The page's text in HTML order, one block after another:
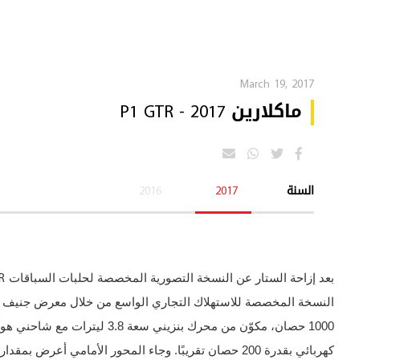
March 19, 2017
ماكلارين P1 GTR - 2017
السنة 2017
2016
بعد إزاحة الستار عن النسخة التصورية المخصصة لحلبات السباقات
النسخة المخصصة للاستهلاك التجاري الواسع من خلال معرض جنيف 2015. تستفيد